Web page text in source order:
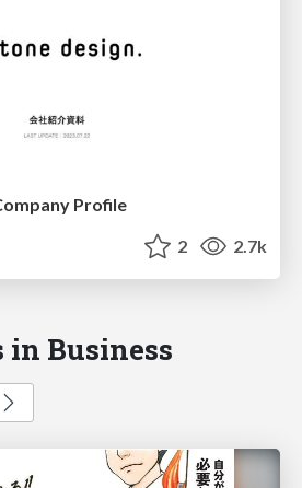
Profile
2 2.7k
in Business